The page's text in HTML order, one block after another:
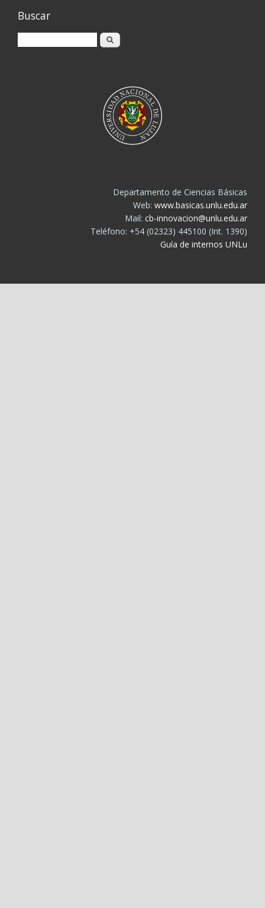
Buscar
Buscar
Departamento de Ciencias Básicas
Web: www.basicas.unlu.edu.ar
Mail: cb-innovacion@unlu.edu.ar
Teléfono: +54 (02323) 445100 (Int. 1390)
Guía de internos UNLu